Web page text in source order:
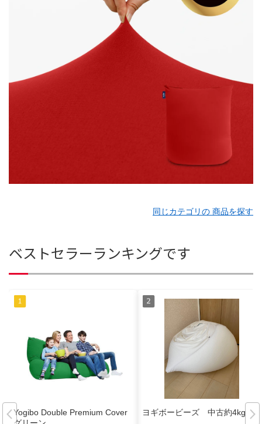
同じカテゴリの 商品を探す
ベストセラーランキングです
Yogibo Double Premium Cover
ヨギボービーズ 中古約4kg